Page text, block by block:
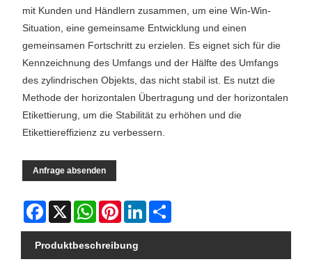
mit Kunden und Händlern zusammen, um eine Win-Win-
Situation, eine gemeinsame Entwicklung und einen
gemeinsamen Fortschritt zu erzielen. Es eignet sich für die
Kennzeichnung des Umfangs und der Hälfte des Umfangs
des zylindrischen Objekts, das nicht stabil ist. Es nutzt die
Methode der horizontalen Übertragung und der horizontalen
Etikettierung, um die Stabilität zu erhöhen und die
Etikettiereffizienz zu verbessern.
Anfrage absenden
Facebook
X WhatsAppPinterestLinkedIn
Produktbeschreibung